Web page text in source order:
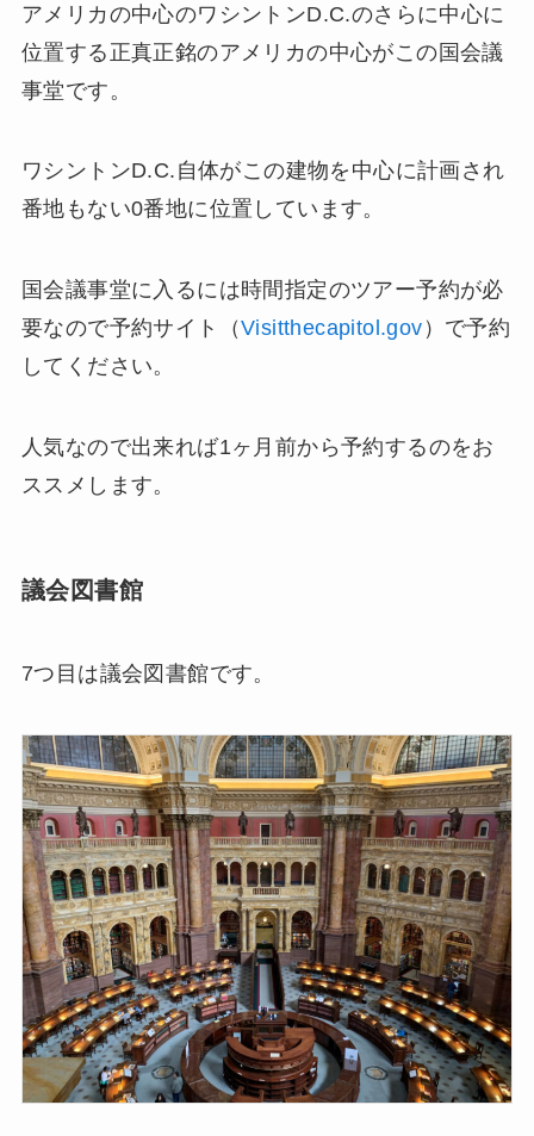
アメリカの中心のワシントンD.C.のさらに中心に
位置する正真正銘のアメリカの中心がこの国会議
事堂です。
ワシントンD.C.自体がこの建物を中心に計画され
番地もない0番地に位置しています。
国会議事堂に入るには時間指定のツアー予約が必
要なので予約サイト（Visitthecapitol.gov ）で予約
してください。
人気なので出来れば1ヶ月前から予約するのをお
ススメします。
議会図書館
7つ目は議会図書館です。